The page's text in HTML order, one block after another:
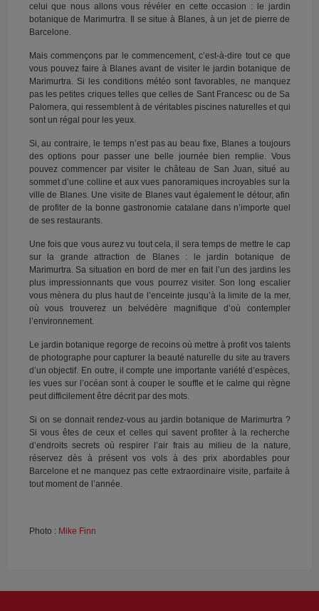
celui que nous allons vous révéler en cette occasion : le jardin
botanique de Marimurtra. Il se situe à Blanes, à un jet de pierre de
Barcelone.
Mais commençons par le commencement, c’est-à-dire tout ce que
vous pouvez faire à Blanes avant de visiter le jardin botanique de
Marimurtra. Si les conditions météo sont favorables, ne manquez
pas les petites criques telles que celles de Sant Francesc ou de Sa
Palomera, qui ressemblent à de véritables piscines naturelles et qui
sont un régal pour les yeux.
Si, au contraire, le temps n’est pas au beau fixe, Blanes a toujours
des options pour passer une belle journée bien remplie. Vous
pouvez commencer par visiter le château de San Juan, situé au
sommet d’une colline et aux vues panoramiques incroyables sur la
ville de Blanes. Une visite de Blanes vaut également le détour, afin
de profiter de la bonne gastronomie catalane dans n’importe quel
de ses restaurants.
Une fois que vous aurez vu tout cela, il sera temps de mettre le cap
sur la grande attraction de Blanes : le jardin botanique de
Marimurtra. Sa situation en bord de mer en fait l’un des jardins les
plus impressionnants que vous pourrez visiter. Son long escalier
vous mènera du plus haut de l’enceinte jusqu’à la limite de la mer,
où vous trouverez un belvédère magnifique d’où contempler
l’environnement.
Le jardin botanique regorge de recoins où mettre à profit vos talents
de photographe pour capturer la beauté naturelle du site au travers
d’un objectif. En outre, il compte une importante variété d’espèces,
les vues sur l’océan sont à couper le souffle et le calme qui règne
peut difficilement être décrit par des mots.
Si on se donnait rendez-vous au jardin botanique de Marimurtra ?
Si vous êtes de ceux et celles qui savent profiter à la recherche
d’endroits secrets où respirer l’air frais au milieu de la nature,
réservez dès à présent vos vols à des prix abordables pour
Barcelone et ne manquez pas cette extraordinaire visite, parfaite à
tout moment de l’année.
Photo : Mike Finn